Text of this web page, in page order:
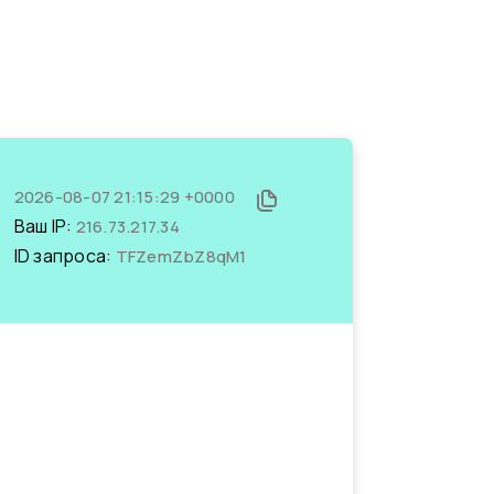
2026-08-07 21:15:29 +0000
Ваш IP: 216.73.217.34
ID запроса: TFZemZbZ8qM1